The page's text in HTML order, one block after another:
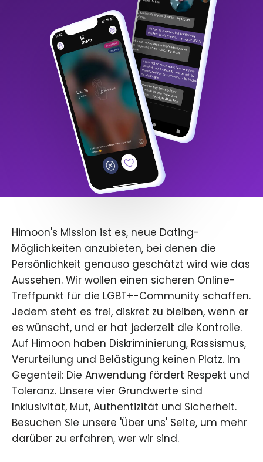
Himoon's Mission ist es, neue Dating-
Möglichkeiten anzubieten, bei denen die
Persönlichkeit genauso geschätzt wird wie das
Aussehen. Wir wollen einen sicheren Online-
Treffpunkt für die LGBT+-Community schaffen.
Jedem steht es frei, diskret zu bleiben, wenn er
es wünscht, und er hat jederzeit die Kontrolle.
Auf Himoon haben Diskriminierung, Rassismus,
Verurteilung und Belästigung keinen Platz. Im
Gegenteil: Die Anwendung fördert Respekt und
Toleranz. Unsere vier Grundwerte sind
Inklusivität, Mut, Authentizität und Sicherheit.
Besuchen Sie unsere 'Über uns' Seite, um mehr
darüber zu erfahren, wer wir sind.